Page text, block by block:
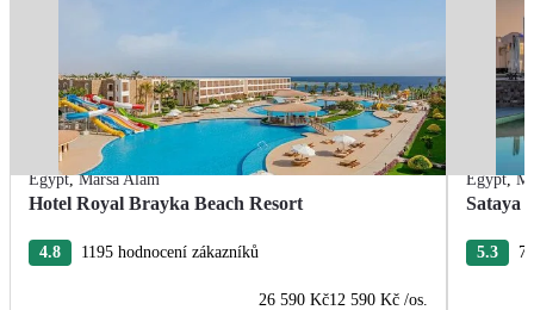
Egypt,Marsa Alam
Hotel Royal Brayka Beach Resort
4.8 1195 hodnocení zákazníků
26 590 Kč12 590 Kč /os.
Egypt,
Sataya
5.3